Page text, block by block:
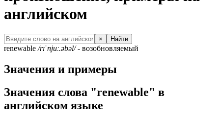
английском
× Найти
renewable /rɪˈnjuː.əbəl/- возобновляемый
Значения и примеры
Значения слова "renewable" в
английском языке